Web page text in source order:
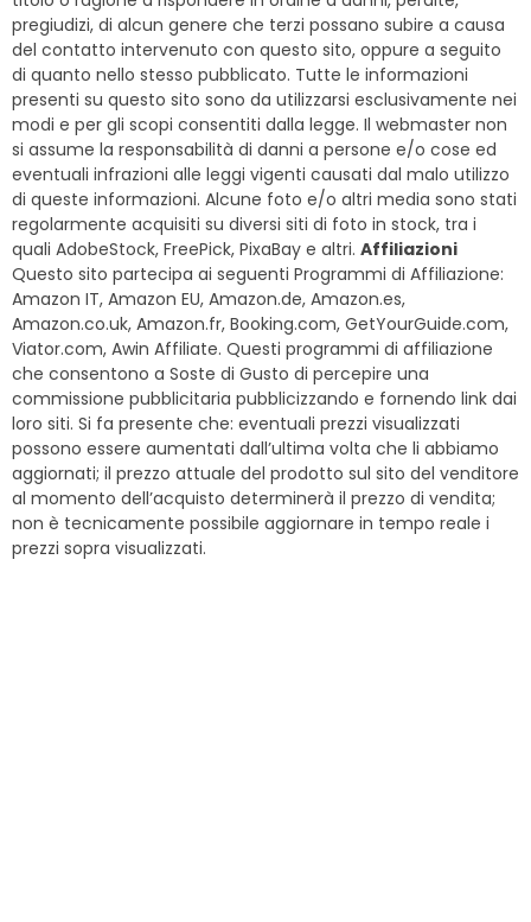
pregiudizi, di alcun genere che terzi possano subire a causa
del contatto intervenuto con questo sito, oppure a seguito
di quanto nello stesso pubblicato. Tutte le informazioni
presenti su questo sito sono da utilizzarsi esclusivamente nei
modi e per gli scopi consentiti dalla legge. Il webmaster non
si assume la responsabilità di danni a persone e/o cose ed
eventuali infrazioni alle leggi vigenti causati dal malo utilizzo
di queste informazioni. Alcune foto e/o altri media sono stati
regolarmente acquisiti su diversi siti di foto in stock, tra i
quali AdobeStock, FreePick, PixaBay e altri. Affiliazioni
Questo sito partecipa ai seguenti Programmi di Affiliazione:
Amazon IT, Amazon EU, Amazon.de, Amazon.es,
Amazon.co.uk, Amazon.fr, Booking.com, GetYourGuide.com,
Viator.com, Awin Affiliate. Questi programmi di affiliazione
che consentono a Soste di Gusto di percepire una
commissione pubblicitaria pubblicizzando e fornendo link dai
loro siti. Si fa presente che: eventuali prezzi visualizzati
possono essere aumentati dall’ultima volta che li abbiamo
aggiornati; il prezzo attuale del prodotto sul sito del venditore
al momento dell’acquisto determinerà il prezzo di vendita;
non è tecnicamente possibile aggiornare in tempo reale i
prezzi sopra visualizzati.